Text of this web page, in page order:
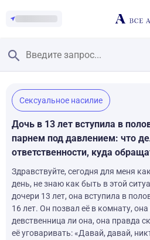
Главная
Смотреть заданные вопросы
/
Задать вопрос
Сексуальное насилие
Дочь в 13 лет вступила в
парнем под давлением: что
ответственности, куда
Здравствуйте, сегодня для меня
день, не знаю как быть в этой
дочери 13 лет, она вступила в
16 лет. Он позвал её в комнату,
девственница ли она, она правда
её уговаривать: «Давай, давай,